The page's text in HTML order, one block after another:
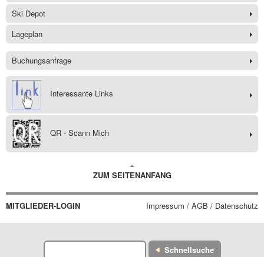
Ski Depot
Lageplan
Buchungsanfrage
Interessante Links
QR - Scann Mich
ZUM SEITENANFANG
MITGLIEDER-LOGIN Impressum / AGB / Datenschutz
Schnellsuche